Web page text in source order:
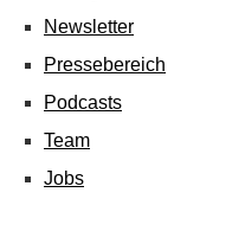
Newsletter
Pressebereich
Podcasts
Team
Jobs